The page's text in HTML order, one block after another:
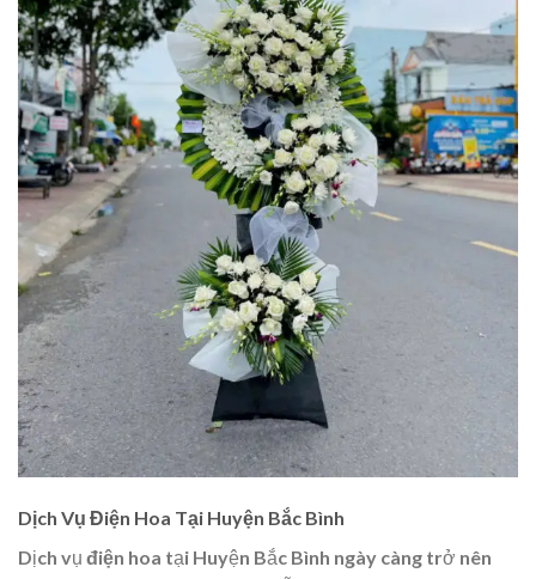
Dịch Vụ Điện Hoa Tại Huyện Bắc Bình
Dịch vụ điện hoa tại Huyện Bắc Bình ngày càng trở nên